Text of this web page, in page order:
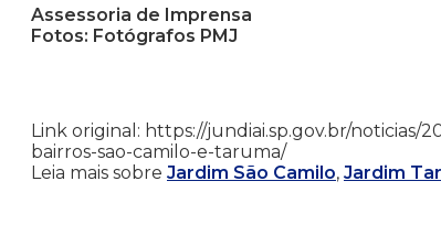
Assessoria de Imprensa
Fotos: Fotógrafos PMJ
Link original: https://jundiai.sp.gov.br/
bairros-sao-camilo-e-taruma/
Leia mais sobre Jardim São Camilo, Jardim